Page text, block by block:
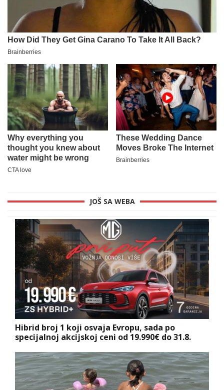
JOŠ SA WEBA
Hibrid broj 1 koji osvaja Evropu, sada po
specijalnoj akcijskoj ceni od 19.990€ do 31.8.